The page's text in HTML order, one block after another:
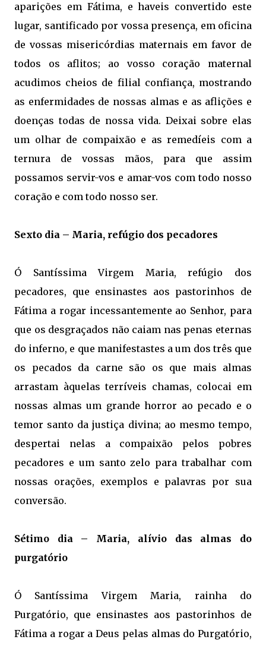
aparições em Fátima, e haveis convertido este
lugar, santificado por vossa presença, em oficina
de vossas misericórdias maternais em favor de
todos os aflitos; ao vosso coração maternal
acudimos cheios de filial confiança, mostrando
as enfermidades de nossas almas e as aflições e
doenças todas de nossa vida. Deixai sobre elas
um olhar de compaixão e as remedíeis com a
ternura de vossas mãos, para que assim
possamos servir-vos e amar-vos com todo nosso
coração e com todo nosso ser.
Sexto dia – Maria, refúgio dos pecadores
Ó Santíssima Virgem Maria, refúgio dos
pecadores, que ensinastes aos pastorinhos de
Fátima a rogar incessantemente ao Senhor, para
que os desgraçados não caiam nas penas eternas
do inferno, e que manifestastes a um dos três que
os pecados da carne são os que mais almas
arrastam àquelas terríveis chamas, colocai em
nossas almas um grande horror ao pecado e o
temor santo da justiça divina; ao mesmo tempo,
despertai nelas a compaixão pelos pobres
pecadores e um santo zelo para trabalhar com
nossas orações, exemplos e palavras por sua
conversão.
Sétimo dia – Maria, alívio das almas do
purgatório
Ó Santíssima Virgem Maria, rainha do
Purgatório, que ensinastes aos pastorinhos de
Fátima a rogar a Deus pelas almas do Purgatório,